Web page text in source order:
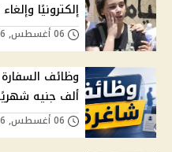
إلكترونيًا
ألف جنيه شهريًا